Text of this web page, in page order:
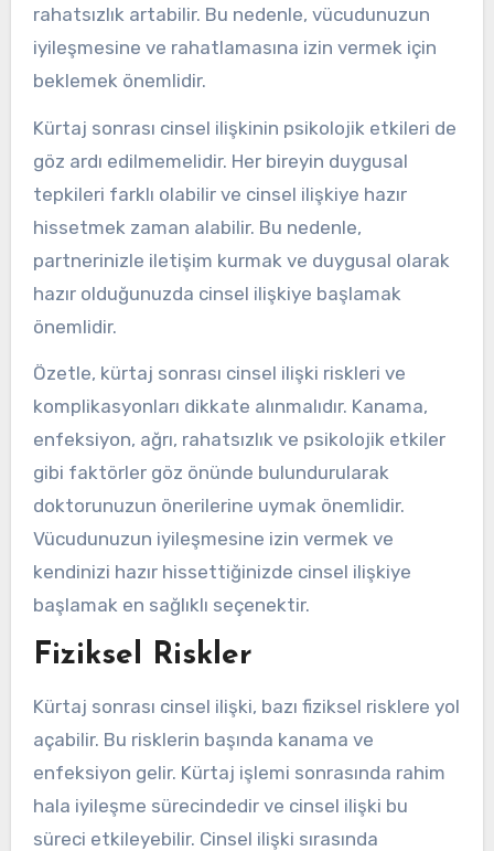
rahatsızlık artabilir. Bu nedenle, vücudunuzun
iyileşmesine ve rahatlamasına izin vermek için
beklemek önemlidir.
Kürtaj sonrası cinsel ilişkinin psikolojik etkileri de
göz ardı edilmemelidir. Her bireyin duygusal
tepkileri farklı olabilir ve cinsel ilişkiye hazır
hissetmek zaman alabilir. Bu nedenle,
partnerinizle iletişim kurmak ve duygusal olarak
hazır olduğunuzda cinsel ilişkiye başlamak
önemlidir.
Özetle, kürtaj sonrası cinsel ilişki riskleri ve
komplikasyonları dikkate alınmalıdır. Kanama,
enfeksiyon, ağrı, rahatsızlık ve psikolojik etkiler
gibi faktörler göz önünde bulundurularak
doktorunuzun önerilerine uymak önemlidir.
Vücudunuzun iyileşmesine izin vermek ve
kendinizi hazır hissettiğinizde cinsel ilişkiye
başlamak en sağlıklı seçenektir.
Fiziksel Riskler
Kürtaj sonrası cinsel ilişki, bazı fiziksel risklere yol
açabilir. Bu risklerin başında kanama ve
enfeksiyon gelir. Kürtaj işlemi sonrasında rahim
hala iyileşme sürecindedir ve cinsel ilişki bu
süreci etkileyebilir. Cinsel ilişki sırasında